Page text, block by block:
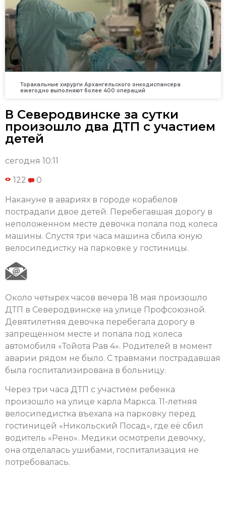
Торакальные хирурги Архангельского онкодиспансера
ежегодно выполняют более 400 операций
В Северодвинске за сутки
произошло два ДТП с участием
детей
сегодня 10:11
122 0
Накануне в авариях в городе корабелов
пострадали двое детей. Перебегавшая дорогу в
неположенном месте девочка попала под колеса
машины. Спустя три часа машина сбила юную
велосипедистку на парковке у гостиницы.
Около четырех часов вечера 18 мая произошло
ДТП в Северодвинске на улице Профсоюзной.
Девятилетняя девочка перебегала дорогу в
запрещенном месте и попала под колеса
автомобиля «Тойота Рав 4». Родителей в момент
аварии рядом не было. С травмами пострадавшая
была госпитализирована в больницу.
Через три часа ДТП с участием ребенка
произошло на улице карла Маркса. 11-летняя
велосипедистка въехала на парковку перед
гостиницей «Никольский Посад», где её сбил
водитель «Рено». Медики осмотрели девочку,
она отделалась ушибами, госпитализация не
потребовалась.